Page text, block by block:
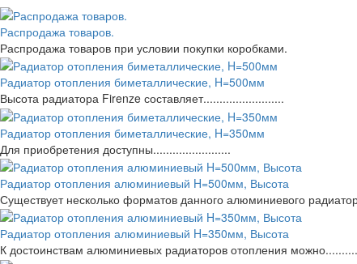
Распродажа товаров.
Распродажа товаров при условии покупки коробками.
Радиатор отопления биметаллические, H=500мм
Высота радиатора Firenze составляет.........................
Радиатор отопления биметаллические, H=350мм
Для приобретения доступны........................
Радиатор отопления алюминиевый H=500мм, Высота
Существует несколько форматов данного алюминиевого
Радиатор отопления алюминиевый H=350мм, Высота
К достоинствам алюминиевых радиаторов отопления